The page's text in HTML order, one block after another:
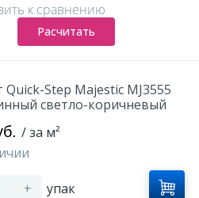
к сравнению
Расчитать
Step Majestic MJ3555
светло-коричневый
/ за м²
+ упак